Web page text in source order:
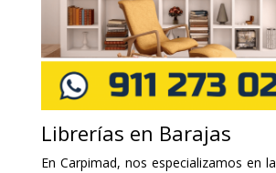
Librerías en Barajas
En Carpimad, nos especializamos en la